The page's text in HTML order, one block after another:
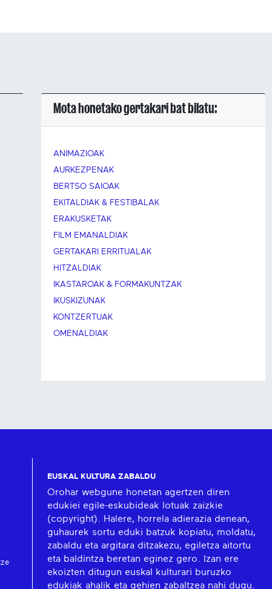
Mota honetako gertakari bat bilatu:
ANIMAZIOAK
AURKEZPENAK
BERTSO SAIOAK
EKITALDIAK & FESTIBALAK
ERAKUSKETAK
FILM EMANALDIAK
GERTAKARI ERRITUALAK
HITZALDIAK
IKASTAROAK & FORMAKUNTZAK
IKUSKIZUNAK
KONTZERTUAK
OMENALDIAK
EUSKAL KULTURA ZABALDU
Orohar webgune honetan agertzen diren
edukiei egile-eskubideak lotuak zaizkie
(copyright). Halere, horrela adierazia denean,
guhaurek sortu eduki batzuk kopiatu, moldatu,
zabaldu eta argitara ditzakezu, egiletza aitortu
eta baldintza beretan eginez gero. Izan ere
ekoizten ditugun euskal kulturari buruzko
edukiak ahalik eta gehien zabaltzea nahi dugu.